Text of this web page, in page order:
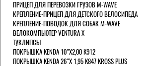
ПРИЦЕП ДЛЯ ПЕРЕВОЗКИ ГРУЗОВ M-WAVE
КРЕПЛЕНИЕ-ПРИЦЕП ДЛЯ ДЕТСКОГО ВЕЛОСИПЕДА
КРЕПЛЕНИЕ-ПОВОДОК ДЛЯ СОБАК M-WAVE
ВЕЛОКОМПЬЮТЕР VENTURA Х
ТУКЛИПСЫ
ПОКРЫШКА KENDA 10"Х2,00 K912
ПОКРЫШКА KENDA 26"Х 1,95 K847 KROSS PLUS